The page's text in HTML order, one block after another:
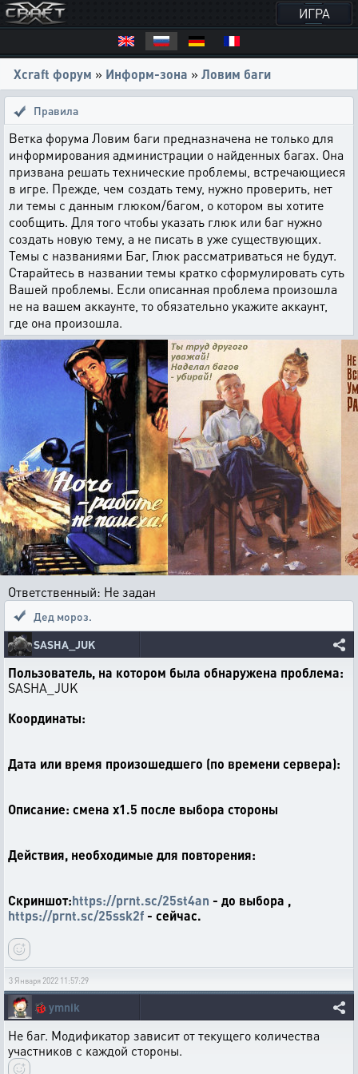
ИГРА
Xcraft форум » Информ-зона » Ловим баги
Правила
Ветка форума Ловим баги предназначена не только для
информирования администрации о найденных багах. Она
призвана решать технические проблемы, встречающиеся
в игре. Прежде, чем создать тему, нужно проверить, нет
ли темы с данным глюком/багом, о котором вы хотите
сообщить. Для того чтобы указать глюк или баг нужно
создать новую тему, а не писать в уже существующих.
Темы с названиями Баг, Глюк рассматриваться не будут.
Старайтесь в названии темы кратко сформулировать суть
Вашей проблемы. Если описанная проблема произошла
не на вашем аккаунте, то обязательно укажите аккаунт,
где она произошла.
Ответственный: Не задан
Дед мороз.
SASHA_JUK
Пользователь, на котором была обнаружена проблема:
SASHA_JUK
Координаты:
Дата или время произошедшего (по времени сервера):
Описание: смена х1.5 после выбора стороны
Действия, необходимые для повторения:
Скриншот:https://prnt.sc/25st4an - до выбора ,
https://prnt.sc/25ssk2f - сейчас.
3 Января 2022 11:57:29
🐞 ymnik
Не баг. Модификатор зависит от текущего количества
участников с каждой стороны.